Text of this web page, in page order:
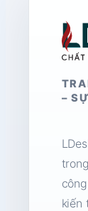
–
kiến